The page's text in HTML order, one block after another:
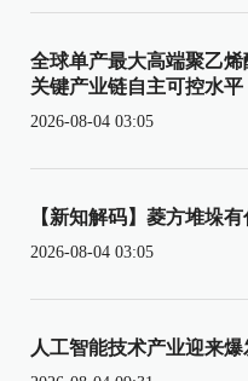
全球单产最大高端聚乙
关键产业链自主可控水平
2026-08-04 03:05
【新知解码】菱方堆垛有
2026-08-04 03:05
人工智能技术产业迎来